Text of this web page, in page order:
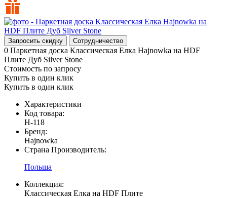
Запросить скидку Сотрудничество
0 Паркетная доска Классическая Елка Hajnowka на HDF
Плите Дуб Silver Stone
Стоимость по запросу
Купить в один клик
Купить в один клик
Характеристики
Код товара:
H-118
Бренд:
Hajnowka
Страна Производитель:
Польша
Коллекция:
Классическая Елка на HDF Плите